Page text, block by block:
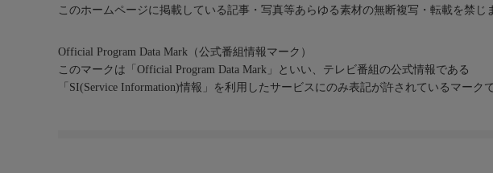
このホームページに掲載している記事・写真等あらゆる素材の無断複写・転載を禁じ
Official Program Data Mark（公式番組情報マーク）
このマークは「Official Program Data Mark」といい、テレビ番組の公式情報である
「SI(Service Information)情報」を利用したサービスにのみ表記が許されているマークで